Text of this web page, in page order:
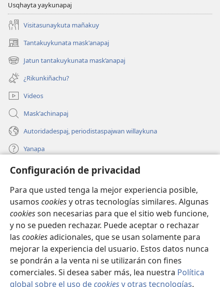
Configuración de privacidad
Para que usted tenga la mejor experiencia posible,
usamos cookiesy otras tecnologías similares. Algunas
cookiesson necesarias para que el sitio web funcione,
y no se pueden rechazar. Puede aceptar o rechazar
las cookiesadicionales, que se usan solamente para
mejorar la experiencia del usuario. Estos datos nunca
se pondrán a la venta ni se utilizarán con fines
comerciales. Si desea saber más, lea nuestra Política
global sobre el uso decookiesy otras tecnologías.
Usqhayta yaykunapaj
Visitasunaykuta mañakuy
Tantakuykunata mask'anapaj
(opens
new
window)
Jatun tantakuykunata mask’anapaj
(opens
new
window)
¿Rikunkiñachu?
Videos
Maskʼachinapaj
Autoridadespaj, periodistaspajwan willaykuna
Yanapa
Donaciones
new
window)INTERNETPI BIBLIOTECA Watchtower™
(opens
new
window)JW Hub
(opens
new
window)JW Library ®